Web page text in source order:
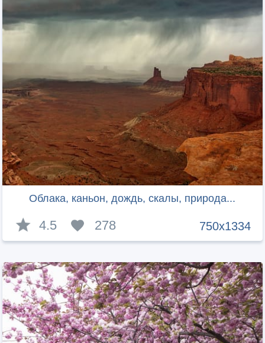
Облака, каньон, дождь, скалы, природа...
750x1334
4.5 278